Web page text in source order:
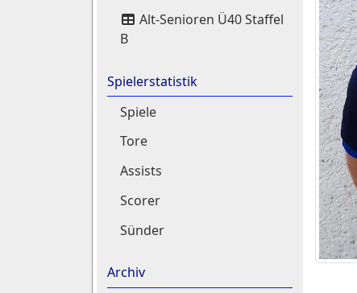
Alt-Senioren Ü40 Staffel
B
Spielerstatistik
Spiele
Tore
Assists
Scorer
Sünder
Archiv